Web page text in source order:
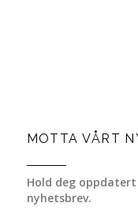
MOTTA VÅRT
Hold deg
nyhetsbrev.